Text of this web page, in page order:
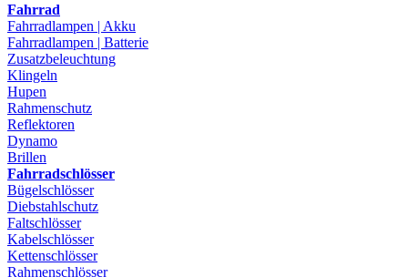
Fahrrad
Fahrradlampen | Akku
Fahrradlampen | Batterie
Zusatzbeleuchtung
Klingeln
Hupen
Rahmenschutz
Reflektoren
Dynamo
Brillen
Fahrradschlösser
Bügelschlösser
Diebstahlschutz
Faltschlösser
Kabelschlösser
Kettenschlösser
Rahmenschlösser